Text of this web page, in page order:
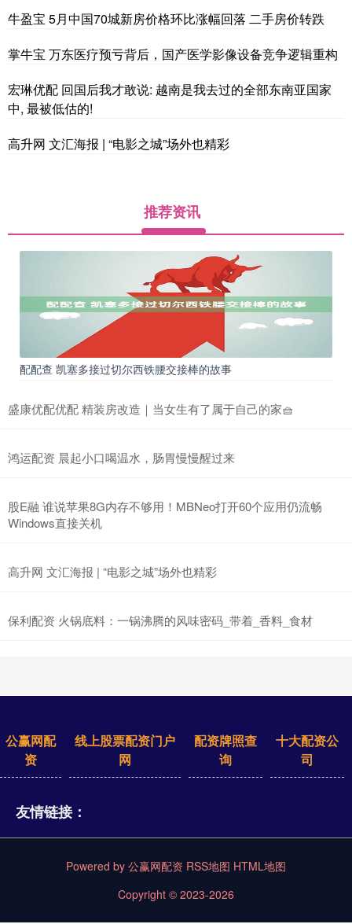
牛盈宝 5月中国70城新房价格环比涨幅回落 二手房价转跌
掌牛宝 万东医疗预亏背后，国产医学影像设备竞争逻辑重构
宏琳优配 回国后我才敢说: 越南是我去过的全部东南亚国家
中, 最被低估的!
高升网 文汇海报 | “电影之城”场外也精彩
推荐资讯
配配查 凯塞多接过切尔西铁腰交接棒的故事
盛康优配优配 精装房改造｜当女生有了属于自己的家🧺
鸿运配资 晨起小口喝温水，肠胃慢慢醒过来
股E融 谁说苹果8G内存不够用！MBNeo打开60个应用仍流畅
Windows直接关机
高升网 文汇海报 | “电影之城”场外也精彩
保利配资 火锅底料：一锅沸腾的风味密码_带着_香料_食材
公赢网配
资
线上股票配资门户
网
配资牌照查
询
十大配资公
司
友情链接：
Powered by 公赢网配资 RSS地图 HTML地图
Copyright © 2023-2026